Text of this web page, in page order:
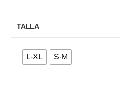
TALLA
L-XL S-M